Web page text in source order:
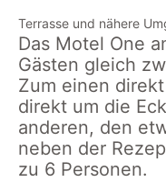
Terrasse und nähere
Das Motel One
Gästen gleich
Zum einen
direkt um die
anderen, den
neben der
zu 6 Personen.